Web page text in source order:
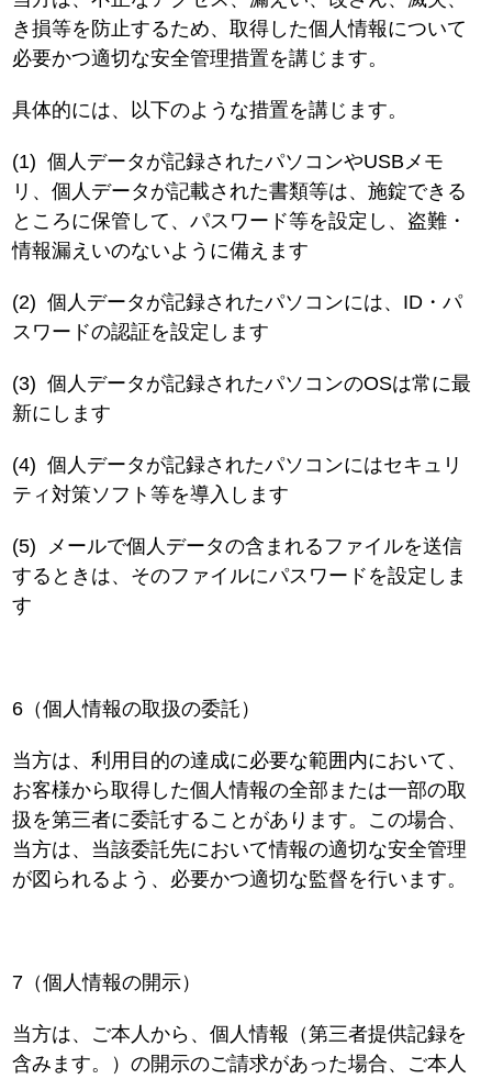
き損等を防止するため、取得した個人情報について
必要かつ適切な安全管理措置を講じます。
具体的には、以下のような措置を講じます。
(1) 個人データが記録されたパソコンやUSBメモ
リ、個人データが記載された書類等は、施錠できる
ところに保管して、パスワード等を設定し、盗難・
情報漏えいのないように備えます
(2) 個人データが記録されたパソコンには、ID・パ
スワードの認証を設定します
(3) 個人データが記録されたパソコンのOSは常に最
新にします
(4) 個人データが記録されたパソコンにはセキュリ
ティ対策ソフト等を導入します
(5)
メールで個人データの含まれるファイルを送信
するときは、そのファイルにパスワードを設定しま
す
6（個人情報の取扱の委託）
当方は、利用目的の達成に必要な範囲内において、
お客様から取得した個人情報の全部または一部の取
扱を第三者に委託することがあります。この場合、
当方は、当該委託先において情報の適切な安全管理
が図られるよう、必要かつ適切な監督を行います。
7（個人情報の開示）
当方は、ご本人から、個人情報（第三者提供記録を
含みます。）の開示のご請求があった場合、ご本人